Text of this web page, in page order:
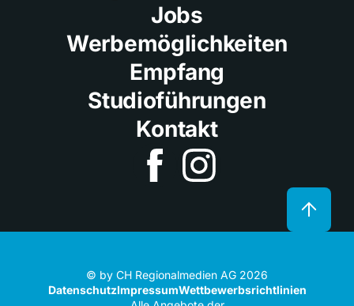
Jobs
Werbemöglichkeiten
Empfang
Studioführungen
Kontakt
© by CH Regionalmedien AG 2026
DatenschutzImpressumWettbewerbsrichtlinien